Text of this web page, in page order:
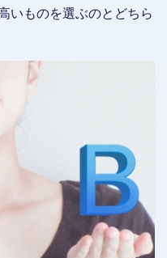
いものを選ぶのとどちら